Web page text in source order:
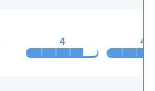
4 4